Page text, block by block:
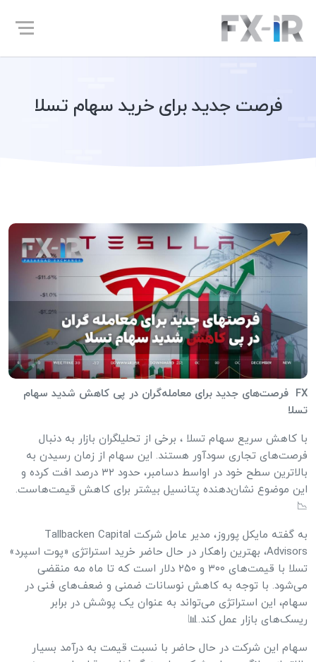
فرصت جدید برای خرید سهام تسلا
FX فرصت‌های جدید برای معامله‌گران در پی کاهش شدید سهام
تسلا
با کاهش سریع سهام تسلا ، برخی از تحلیلگران بازار به دنبال
فرصت‌های تجاری سودآور هستند. این سهام از زمان رسیدن به
بالاترین سطح خود در اواسط دسامبر، حدود ۳۲ درصد افت کرده و
این موضوع نشان‌دهنده پتانسیل بیشتر برای کاهش قیمت‌هاست.
📉
به گفته مایکل پوروز، مدیر عامل شرکت Tallbacken Capital
Advisors، بهترین راهکار در حال حاضر خرید استراتژی «پوت اسپرد»
تسلا با قیمت‌های ۳۰۰ و ۲۵۰ دلار است که تا ماه مه منقضی
می‌شود. با توجه به کاهش نوسانات ضمنی و ضعف‌های فنی در
سهام، این استراتژی می‌تواند به عنوان یک پوشش در برابر
ریسک‌های بازار عمل کند.📊
سهام این شرکت در حال حاضر با نسبت قیمت به درآمد بسیار